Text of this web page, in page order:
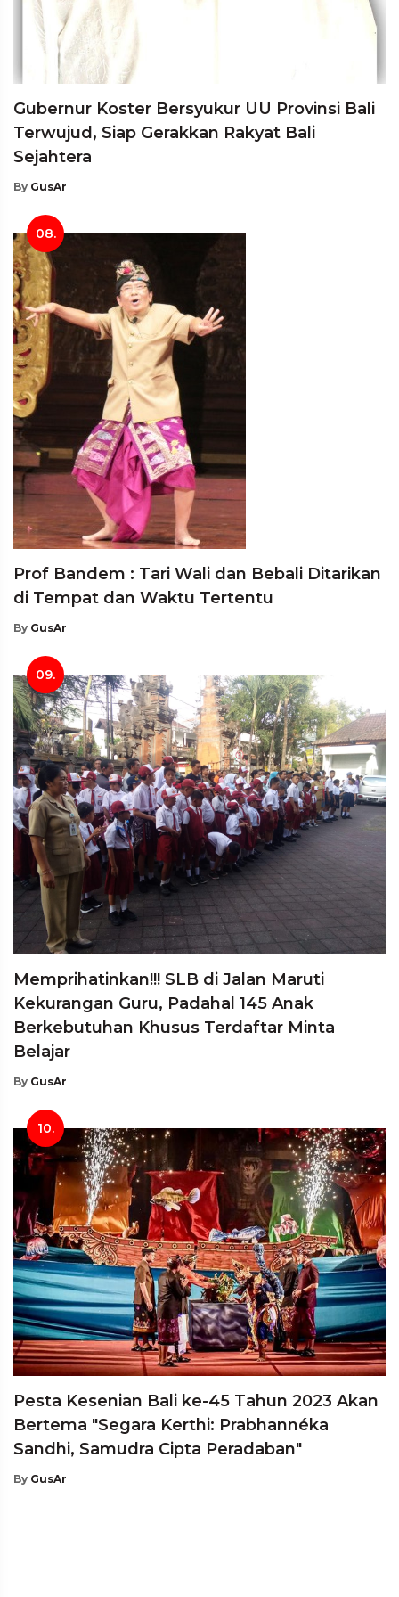
Gubernur Koster Bersyukur UU Provinsi Bali
Terwujud, Siap Gerakkan Rakyat Bali
Sejahtera
By GusAr
08.
Prof Bandem : Tari Wali dan Bebali Ditarikan
di Tempat dan Waktu Tertentu
By GusAr
09.
Memprihatinkan!!! SLB di Jalan Maruti
Kekurangan Guru, Padahal 145 Anak
Berkebutuhan Khusus Terdaftar Minta
Belajar
By GusAr
10.
Pesta Kesenian Bali ke-45 Tahun 2023 Akan
Bertema "Segara Kerthi: Prabhannéka
Sandhi, Samudra Cipta Peradaban"
By GusAr